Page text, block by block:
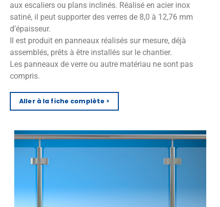
aux escaliers ou plans inclinés. Réalisé en acier inox
satiné, il peut supporter des verres de 8,0 à 12,76 mm
d’épaisseur.
Il est produit en panneaux réalisés sur mesure, déjà
assemblés, prêts à être installés sur le chantier.
Les panneaux de verre ou autre matériau ne sont pas
compris.
Aller à la fiche complète >